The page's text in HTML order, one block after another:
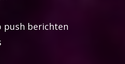
push berichten